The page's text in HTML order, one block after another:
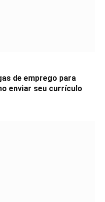
de emprego para
enviar seu currículo